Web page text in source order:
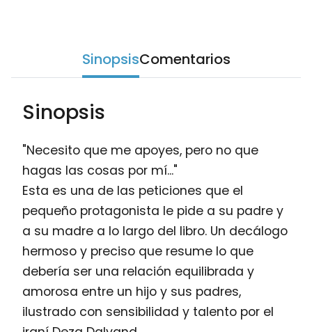
SinopsisComentarios
Sinopsis
"Necesito que me apoyes, pero no que
hagas las cosas por mí..."
Esta es una de las peticiones que el
pequeño protagonista le pide a su padre y
a su madre a lo largo del libro. Un decálogo
hermoso y preciso que resume lo que
debería ser una relación equilibrada y
amorosa entre un hijo y sus padres,
ilustrado con sensibilidad y talento por el